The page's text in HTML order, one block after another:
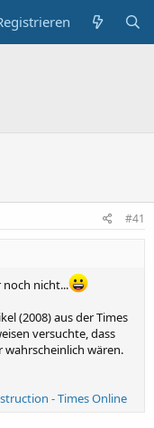
#41
nicht...
(2008) aus der Times
versuchte, dass
wahrscheinlich wären.
- Times Online